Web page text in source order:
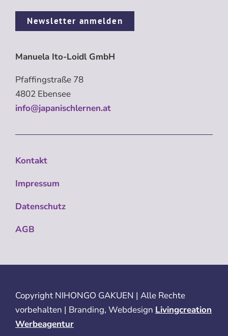
Newsletter anmelden
Manuela Ito-Loidl GmbH
Pfaffingstraße 78
4802 Ebensee
info@japanischlernen.at
Kontakt
Impressum
Datenschutz
AGB
Copyright NIHONGO GAKUEN | Alle Rechte
vorbehalten | Branding, Webdesign Livingcreation
Werbeagentur